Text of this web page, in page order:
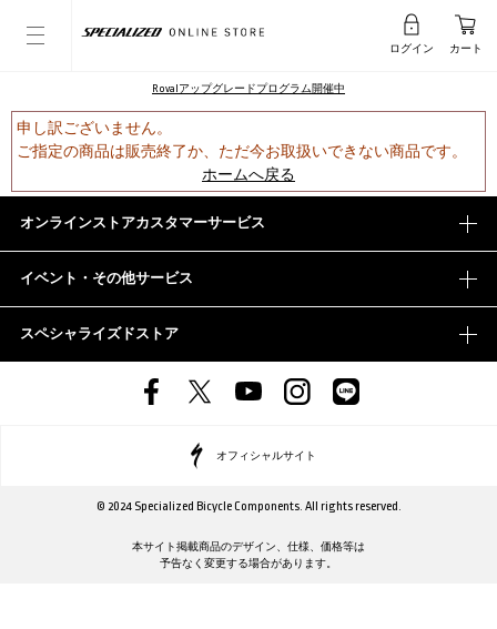
ログイン カート
Rovalアップグレードプログラム開催中
申し訳ございません。
ご指定の商品は販売終了か、ただ今お取扱いできない商品です。
ホームへ戻る
オンラインストアカスタマーサービス
イベント・その他サービス
スペシャライズドストア
オフィシャルサイト
© 2024 Specialized Bicycle Components. All rights reserved.
本サイト掲載商品のデザイン、仕様、価格等は
予告なく変更する場合があります。